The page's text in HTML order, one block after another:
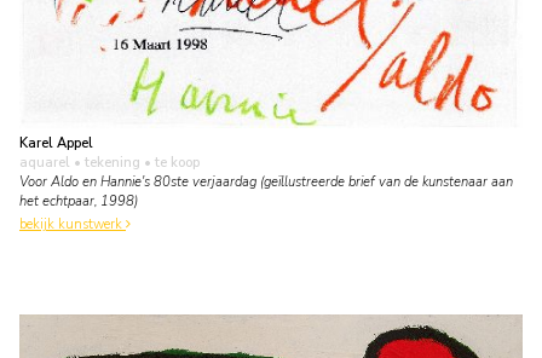
Karel Appel
aquarel • tekening • te koop
Voor Aldo en Hannie's 80ste verjaardag (geïllustreerde brief van de kunstenaar aan
het echtpaar, 1998)
bekijk kunstwerk